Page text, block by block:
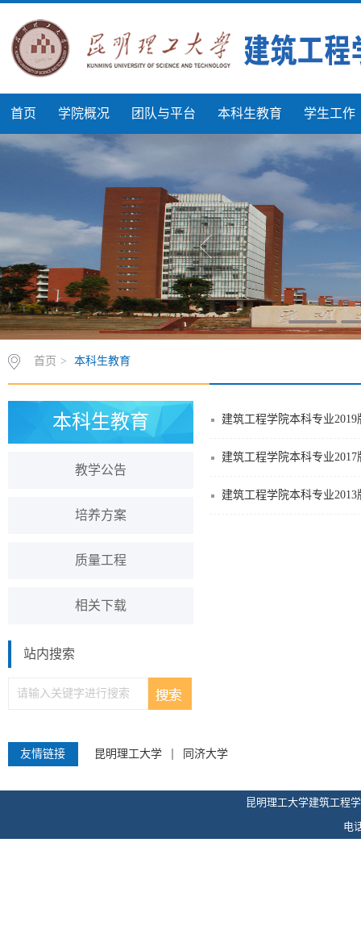
首页 学院概况 团队与平台 本科生教育 学生工作
首页 > 本科生教育
本科生教育
教学公告
培养方案
质量工程
相关下载
站内搜索
建筑工程学院本科专业2019
建筑工程学院本科专业2017
建筑工程学院本科专业2013
友情链接 昆明理工大学 同济大学
昆明理工大学建筑工程
电